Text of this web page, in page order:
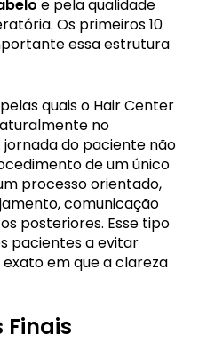
e pela qualidade
Os primeiros 10
essa estrutura
quais o Hair Center
no
jornada do paciente não
de um único
processo orientado,
comunicação
posteriores. Esse tipo
pacientes a evitar
em que a clareza
Finais